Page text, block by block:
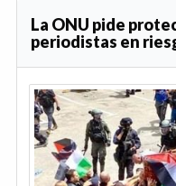
La ONU pide
periodistas en